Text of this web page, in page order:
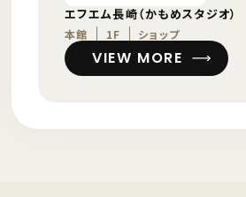
エフエム長崎（かもめスタジオ）
本館 1F ショップ
VIEW MORE